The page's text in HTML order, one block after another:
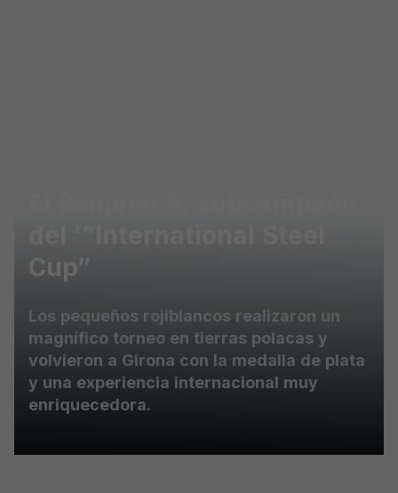
Cup”
Los pequeños rojiblancos realizaron un
magnífico torneo en tierras polacas y
volvieron a Girona con la medalla de plata
y una experiencia internacional muy
enriquecedora.